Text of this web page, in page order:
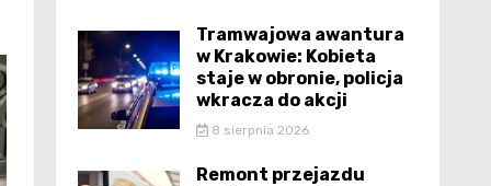
Tramwajowa awantura
w Krakowie: Kobieta
staje w obronie, policja
wkracza do akcji
8 sierpnia 2026
Remont przejazdu